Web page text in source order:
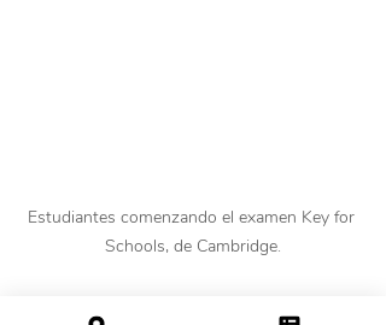
Estudiantes comenzando el examen Key for
Schools, de Cambridge.